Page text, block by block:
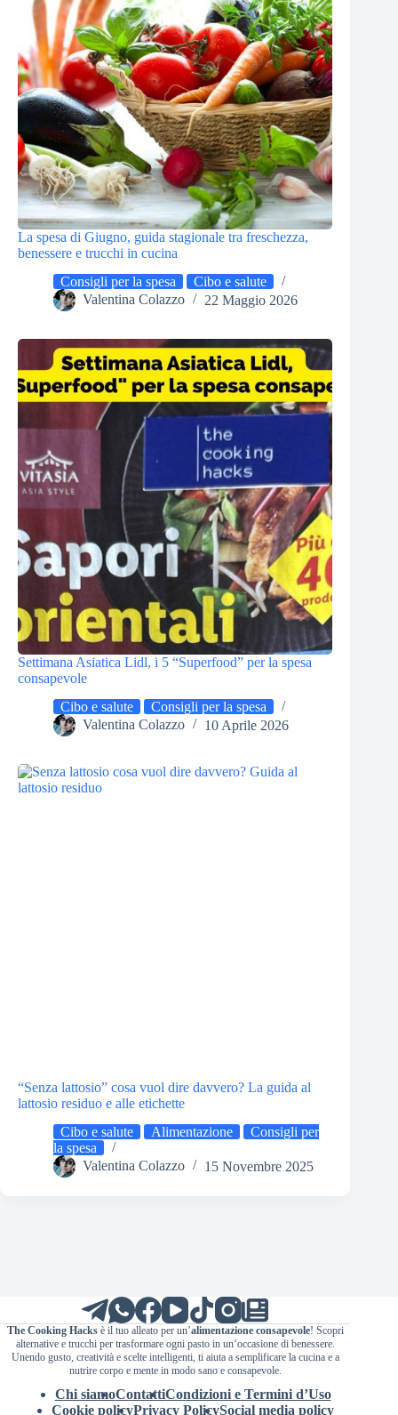
La spesa di Giugno, guida stagionale tra freschezza,
benessere e trucchi in cucina
Consigli per la spesa
Cibo e salute
Valentina Colazzo
22 Maggio 2026
Settimana Asiatica Lidl, i 5 “Superfood” per la spesa
consapevole
Cibo e salute
Consigli per la spesa
Valentina Colazzo
10 Aprile 2026
“Senza lattosio” cosa vuol dire davvero? La guida al
lattosio residuo e alle etichette
Cibo e salute
Alimentazione
Consigli per
la spesa
Valentina Colazzo
15 Novembre 2025
The Cooking Hacksè il tuo alleato per un’alimentazione consapevole! Scopri
alternative e trucchi per trasformare ogni pasto in un’occasione di benessere.
Unendo gusto, creatività e scelte intelligenti, ti aiuta a semplificare la cucina e a
nutrire corpo e mente in modo sano e consapevole.
Chi siamoContattiCondizioni e Termini d’Uso
Cookie policyPrivacy PolicySocial media policy